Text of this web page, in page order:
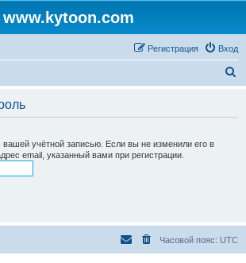
www.kytoon.com
Вход
Регистрация
вашей учётной записью. Если вы не изменили его в
email, указанный вами при регистрации.
Часовой пояс: UTC